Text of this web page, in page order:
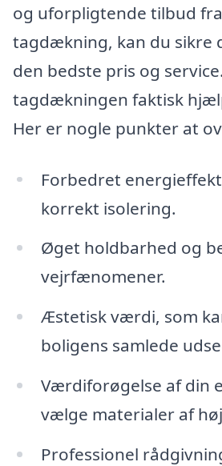
og uforpligtende tilbud
tagdækning, kan du sikre
den bedste pris og
tagdækningen faktisk
Her er nogle punkter at
Forbedret
korrekt isolering.
Øget holdbarhed og
vejrfænomener.
Æstetisk værdi, som
boligens samlede
Værdiforøgelse af din
vælge materialer af
Professionel